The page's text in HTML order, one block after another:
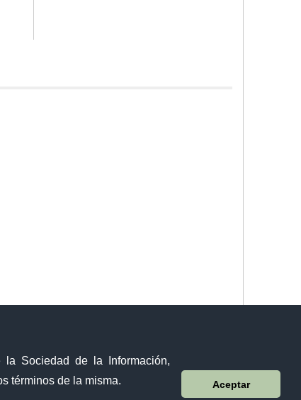
Sociedad de la Información,
términos de la misma.
Aceptar
Sistema Nacional de Información (SNI)